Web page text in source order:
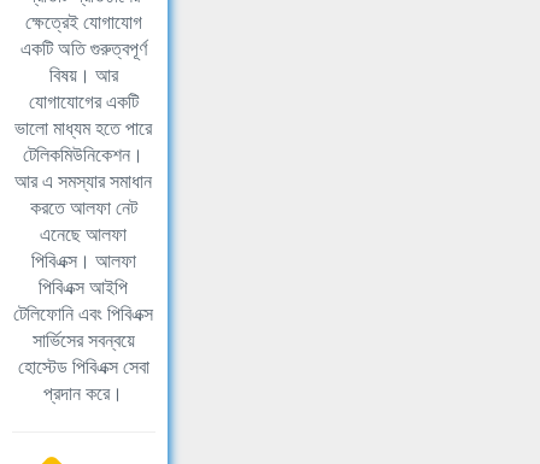
ক্ষেত্রেই যোগাযোগ
একটি অতি গুরুত্বপূর্ণ
বিষয়। আর
যোগাযোগের একটি
ভালো মাধ্যম হতে পারে
টেলিকমিউনিকেশন।
আর এ সমস্যার সমাধান
করতে আলফা নেট
এনেছে আলফা
পিবিএক্স। আলফা
পিবিএক্স আইপি
টেলিফোনি এবং পিবিএক্স
সার্ভিসের সবন্বয়ে
হোস্টেড পিবিএক্স সেবা
প্রদান করে।